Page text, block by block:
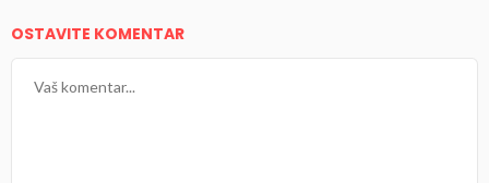
OSTAVITE KOMENTAR